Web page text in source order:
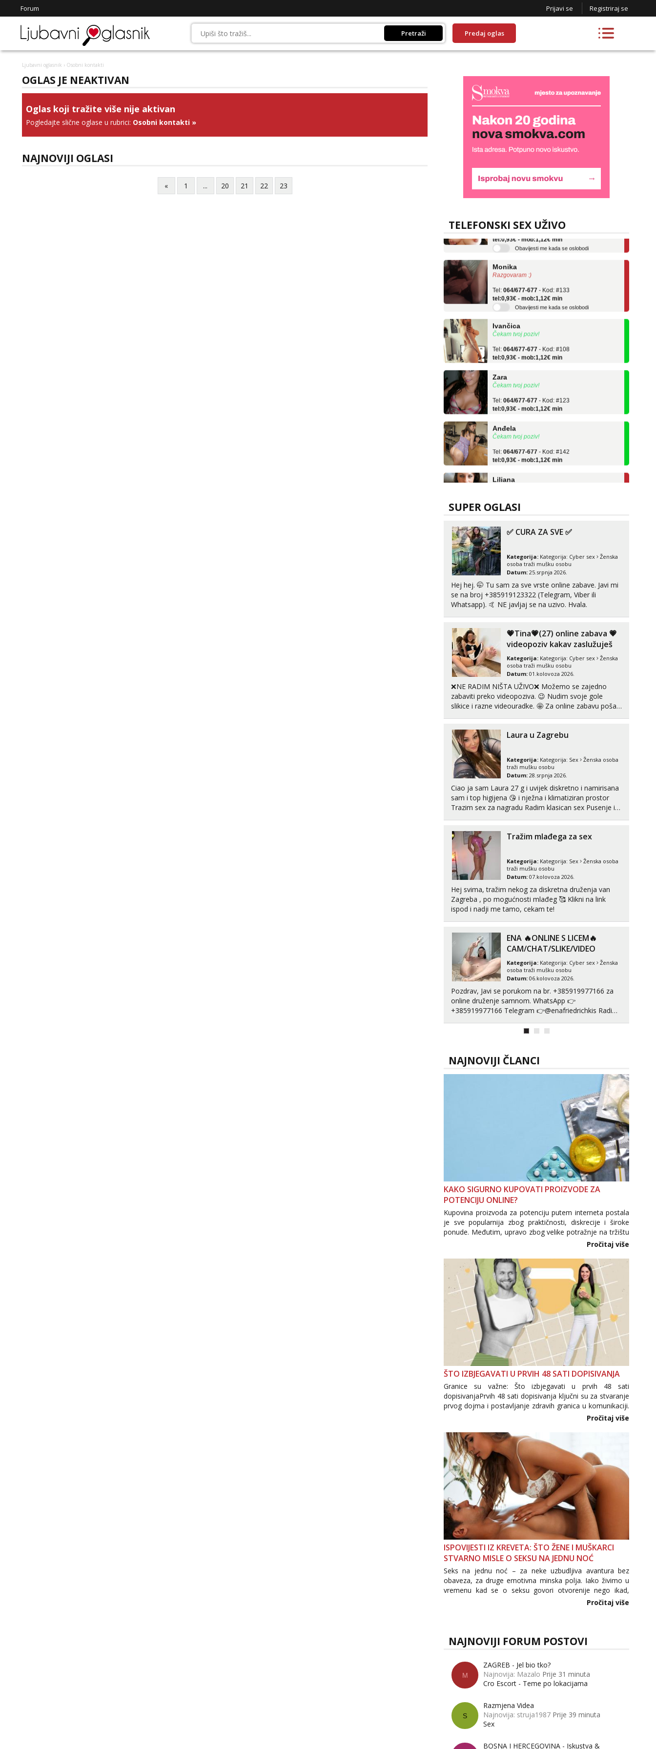
Forum Prijavi se Registriraj se
Pretraži Predaj oglas
Ljubavni oglasnik › Osobni kontakti
OGLAS JE NEAKTIVAN
Oglas koji tražite više nije aktivan
Pogledajte slične oglase u rubrici: Osobni kontakti »
NAJNOVIJI OGLASI
« 1 ... 20 21 22 23
TELEFONSKI SEX UŽIVO
Liliana
Tel:064/677-677 - Kod: #69
tel:0,93€ - mob:1,12€ min
Obavijesti me kada se oslobodi
Razgovaram :)
tel:0,93€ - mob:1,12€ min
Obavijesti me kada se oslobodi
Čekam tvoj poziv!
tel:0,93€ - mob:1,12€ min
Čekam tvoj poziv!
tel:0,93€ - mob:1,12€ min
Čekam tvoj poziv!
tel:0,93€ - mob:1,12€ min
Razgovaram :)
tel:0,93€ - mob:1,12€ min
Obavijesti me kada se oslobodi
Monika
Razgovaram :)
Tel:
tel:0,93€ - mob:1,12€ min
Obavijesti me kada se oslobodi
Ivančica
Čekam tvoj poziv!
Čekam tvoj poziv!
Tel: 064/677-677- Kod: #123
tel:0,93€ - mob:1,12€ min
Anđela
Čekam tvoj poziv!
SUPER OGLASI
✅ CURA ZA SVE ✅
Kategorija: Kategorija: Cyber sex
Ženska
osoba traži mušku osobu
Datum: 25.srpnja 2026.
Hej hej. 🤭 Tu sam za sve vrste online zabave. Javi mi
se na broj +385919123322 (Telegram, Viber ili
Whatsapp). 🤙 NE javljaj se na uzivo. Hvala.
💗Tina💗(27) online zabava 💗
videopoziv kakav zaslužuješ
Kategorija: Kategorija: Cyber sex
Ženska
osoba traži mušku osobu
Datum: 01.kolovoza 2026.
❌NE RADIM NIŠTA UŽIVO❌ Možemo se zajedno
zabaviti preko videopoziva. 😉 Nudim svoje gole
slikice i razne videouradke. 🤩 Za online zabavu pošalji
vidjeti na videopozivu. 😉 S vama sam vec 5 ...
Laura u Zagrebu
Kategorija: Kategorija: Sex
Ženska osoba
traži mušku osobu
Datum: 28.srpnja 2026.
Ciao ja sam Laura 27 g i uvijek diskretno i namirisana
sam i top higijena 😘 i nježna i klimatiziran prostor
Trazim sex za nagradu Radim klasican sex Pusenje i
neljubim se Wha...Tražim mlađega za sex
Kategorija: Kategorija: Sex
Ženska osoba
traži mušku osobu
Datum: 07.kolovoza 2026.
Hej svima, tražim nekog za diskretna druženja van
Zagreba , po mogućnosti mlađeg 🥰 Klikni na link
ispod i nadji me tamo, cekam te!
ENA 🔥ONLINE S LICEM🔥
CAM/CHAT/SLIKE/VIDEO
Kategorija: Kategorija: Cyber sex
Ženska
osoba traži mušku osobu
Datum: 06.kolovoza 2026.
Pozdrav, Javi se porukom na br. +385919977166 za
online druženje samnom. WhatsApp 👉
+385919977166 Telegram 👉@enafriedrichkis Radim
(Tina&Natali), razne kombinacije halteri, haljine,
NAJNOVIJI ČLANCI
KAKO SIGURNO KUPOVATI PROIZVODE ZA
POTENCIJU ONLINE?
Kupovina proizvoda za potenciju putem interneta postala
je sve popularnija zbog praktičnosti, diskrecije i široke
ponude. Međutim, upravo zbog velike potražnje na tržištu
se pojavljuju i brojni krivotvoreni proizvodi, nepouzdane
internetske trgovine te proizvodi nepoznatog podrijetla. ...
Pročitaj više
ŠTO IZBJEGAVATI U PRVIH 48 SATI DOPISIVANJA
Granice su važne: Što izbjegavati u prvih 48 sati
dopisivanjaPrvih 48 sati dopisivanja ključni su za stvaranje
prvog dojma i postavljanje zdravih granica u komunikaciji.
Važno je izbjeći prebrzo otkrivanje osobnih ili intimnih
informacija, jer nepoznata osoba još nije zaslužila to
povjerenje. Takođe...
Pročitaj više
ISPOVIJESTI IZ KREVETA: ŠTO ŽENE I MUŠKARCI
STVARNO MISLE O SEKSU NA JEDNU NOĆ
Seks na jednu noć – za neke uzbudljiva avantura bez
obaveza, za druge emotivna minska polja. Iako živimo u
vremenu kad se o seksu govori otvorenije nego ikad,
tema „jedne noći strasti“ i dalje izaziva burne rasprave. Što
Pročitaj više
NAJNOVIJI FORUM POSTOVI
M
ZAGREB - Jel bio tko?
Najnovija: Mazalo Prije 31 minuta
Cro Escort - Teme po lokacijama
S
Razmjena Videa
Najnovija: struja1987 Prije 39 minuta
Sex
BOSNA I HERCEGOVINA - Iskustva &